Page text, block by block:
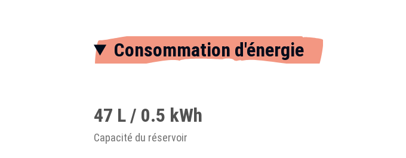
Consommation d'énergie
47 L / 0.5 kWh
Capacité du réservoir